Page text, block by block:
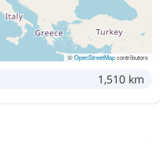
©OpenStreetMapcontributors
1,510 km